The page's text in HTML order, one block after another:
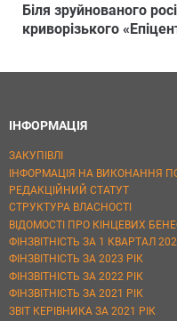
Біля зруйнованого
криворізького
ІНФОРМАЦІЯ
ЗАКУПІВЛІ
ІНФОРМАЦІЯ НА ВИКОНАННЯ
РЕДАКЦІЙНИЙ СТАТУТ
СТРУКТУРА ВЛАСНОСТІ
ВІДОМОСТІ ПРО КІНЦЕВИХ
ФІНЗВІТНІСТЬ ЗА 1 КВАРТАЛ
ФІНЗВІТНІСТЬ ЗА 2023 РІК
ФІНЗВІТНІСТЬ ЗА 2022 РІК
ФІНЗВІТНІСТЬ ЗА 2021 РІК
ЗВІТ КЕРІВНИКА ЗА 2021 РІК